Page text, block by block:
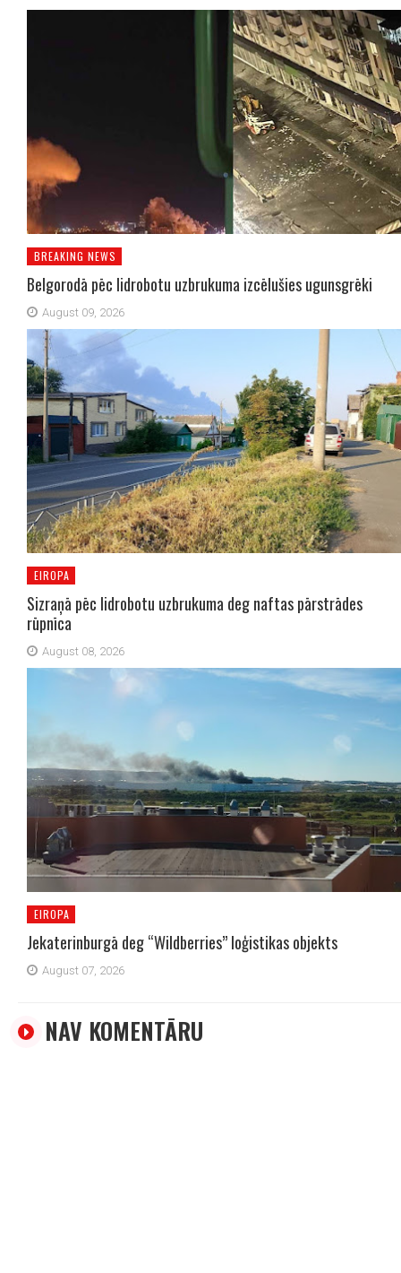
BREAKING NEWS
Belgorodā pēc lidrobotu uzbrukuma izcēlušies ugunsgrēki
August 09, 2026
EIROPA
Sizraņā pēc lidrobotu uzbrukuma deg naftas pārstrādes
rūpnīca
August 08, 2026
EIROPA
Jekaterinburgā deg “Wildberries” loģistikas objekts
August 07, 2026
NAV KOMENTĀRU